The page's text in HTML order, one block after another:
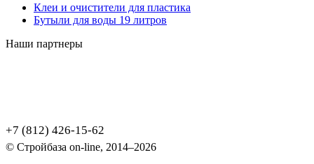
Клеи и очистители для пластика
Бутыли для воды 19 литров
Наши партнеры
+7 (812) 426-15-62
© Стройбаза on-line, 2014–2026